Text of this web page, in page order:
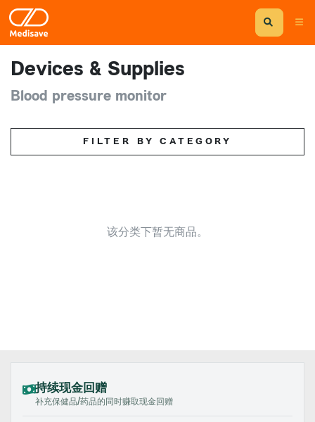
Devices & Supplies
Blood pressure monitor
FILTER BY CATEGORY
该分类下暂无商品。
持续现金回赠
补充保健品/药品的同时赚取现金回赠